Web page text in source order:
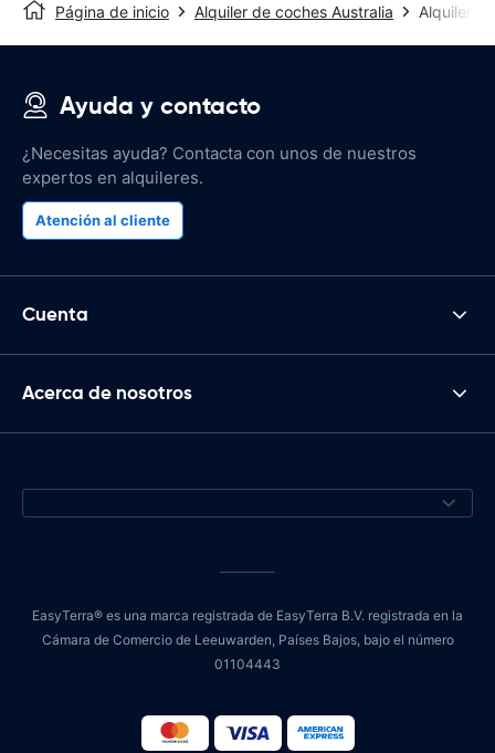
Página de inicio Alquiler de coches Australia Alquiler
Ayuda y contacto
¿Necesitas ayuda? Contacta con unos de nuestros
expertos en alquileres.
Atención al cliente
Cuenta
Acerca de nosotros
EasyTerra® es una marca registrada de EasyTerra B.V. registrada en la
Cámara de Comercio de Leeuwarden, Países Bajos, bajo el número
01104443